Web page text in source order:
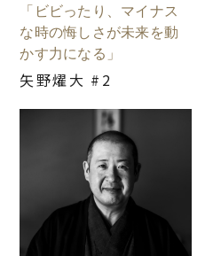
「ビビったり、マイナス
な時の悔しさが未来を動
かす力になる」
矢野燿大 #2